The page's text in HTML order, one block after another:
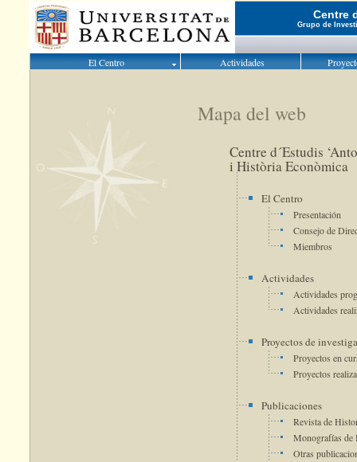
Centre
Grupo de
Mapa del web
Centre d´Estudis
i Història Econòmica
El Centro
Presentación
Consejo de
Miembros
Actividades
Actividades
Actividades
Proyectos de
Proyectos en
Proyectos
Publicaciones
Revista de
Monografías de
Otras
El Centro Actividades